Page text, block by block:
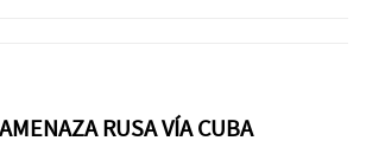
RUSA VÍA CUBA